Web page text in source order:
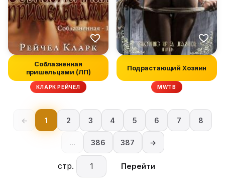
Соблазненная
пришельцами (ЛП)
КЛАРК РЕЙЧЕЛ
Подрастающий Хозяин
MWTB
← 1 2 3 4 5 6 7 8
... 386 387 →
стр. Перейти